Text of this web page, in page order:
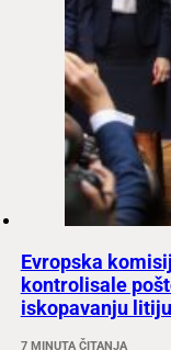
Evropska
kontrolisale
iskopavanju
7 MINUTA ČITANJA